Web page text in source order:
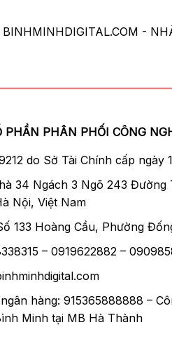
BINHMINHDIGITAL.COM -
PHẦN PHÂN PHỐI CÔNG
do Sở Tài Chính cấp ngày
34 Ngách 3 Ngõ 243 Đường
Nội, Việt Nam
133 Hoàng Cầu, Phường
– 0919622882 –
hàng: 915365888888 –
Minh tại MB Hà Thành